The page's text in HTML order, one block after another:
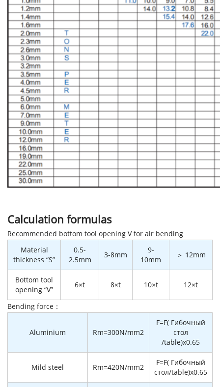
Calculation formulas
Recommended bottom tool opening V for air bending
Material
thickness “S”
0.5-
2.5mm
3-8mm
9-
10mm
＞ 12mm
Bottom tool
opening “V”
6×t 8×t 10×t 12×t
Bending force：
Aluminium Rm=300N/mm2
F=F( Гибочный
стол
/table)x0.65
Mild steel Rm=420N/mm2
F=F( Гибочный
стол/table)x0.65